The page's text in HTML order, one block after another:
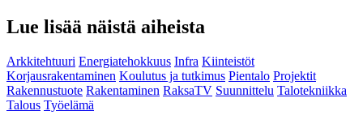
Lue lisää näistä aiheista
Arkkitehtuuri Energiatehokkuus Infra Kiinteistöt
Korjausrakentaminen Koulutus ja tutkimus Pientalo Projektit
Rakennustuote Rakentaminen RaksaTV Suunnittelu Talotekniikka
Talous Työelämä